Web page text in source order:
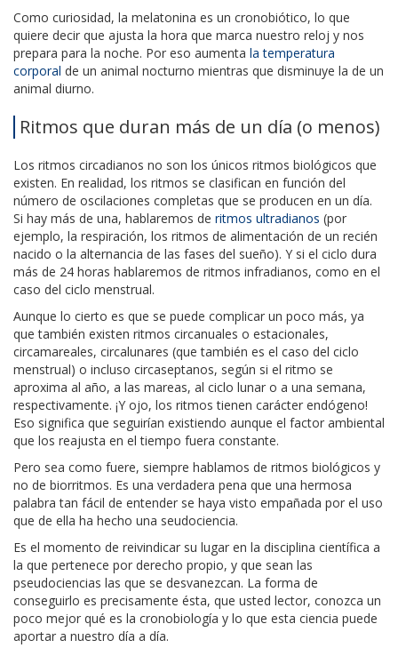
Como curiosidad, la melatonina es un cronobiótico, lo que
quiere decir que ajusta la hora que marca nuestro reloj y nos
prepara para la noche. Por eso aumenta la temperatura
corporal de un animal nocturno mientras que disminuye la de un
animal diurno.
Ritmos que duran más de un día (o menos)
Los ritmos circadianos no son los únicos ritmos biológicos que
existen. En realidad, los ritmos se clasifican en función del
número de oscilaciones completas que se producen en un día.
Si hay más de una, hablaremos de ritmos ultradianos (por
ejemplo, la respiración, los ritmos de alimentación de un recién
nacido o la alternancia de las fases del sueño). Y si el ciclo dura
más de 24 horas hablaremos de ritmos infradianos, como en el
caso del ciclo menstrual.
Aunque lo cierto es que se puede complicar un poco más, ya
que también existen ritmos circanuales o estacionales,
circamareales, circalunares (que también es el caso del ciclo
menstrual) o incluso circaseptanos, según si el ritmo se
aproxima al año, a las mareas, al ciclo lunar o a una semana,
respectivamente. ¡Y ojo, los ritmos tienen carácter endógeno!
Eso significa que seguirían existiendo aunque el factor ambiental
que los reajusta en el tiempo fuera constante.
Pero sea como fuere, siempre hablamos de ritmos biológicos y
no de biorritmos. Es una verdadera pena que una hermosa
palabra tan fácil de entender se haya visto empañada por el uso
que de ella ha hecho una seudociencia.
Es el momento de reivindicar su lugar en la disciplina científica a
la que pertenece por derecho propio, y que sean las
pseudociencias las que se desvanezcan. La forma de
conseguirlo es precisamente ésta, que usted lector, conozca un
poco mejor qué es la cronobiología y lo que esta ciencia puede
aportar a nuestro día a día.